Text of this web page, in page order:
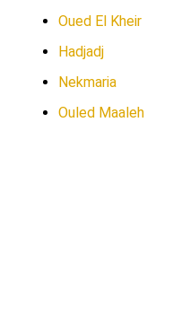
Oued El Kheir
Hadjadj
Nekmaria
Ouled Maaleh